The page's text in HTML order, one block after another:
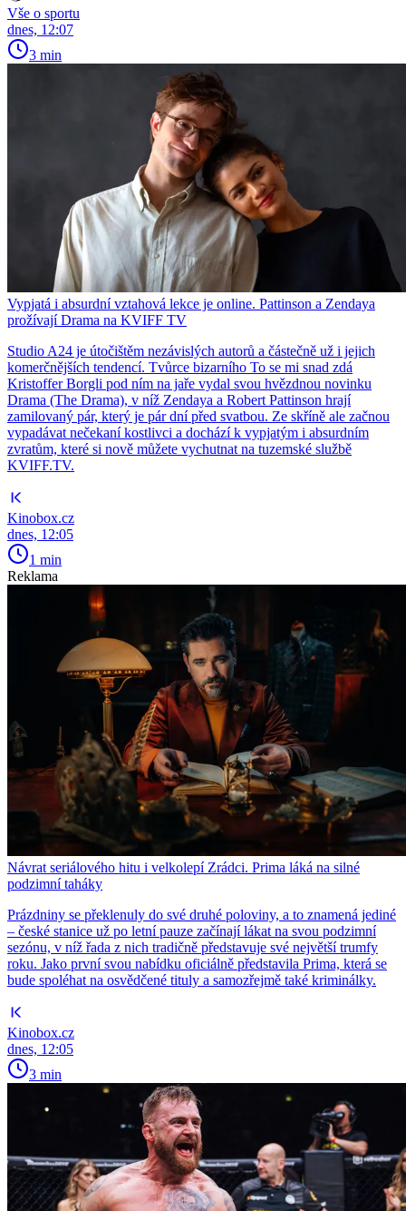
Vše o sportu
dnes, 12:07
3 min
Vypjatá i absurdní vztahová lekce je online. Pattinson a Zendaya
prožívají Drama na KVIFF TV
Studio A24 je útočištěm nezávislých autorů a částečně už i jejich
komerčnějších tendencí. Tvůrce bizarního To se mi snad zdá
Kristoffer Borgli pod ním na jaře vydal svou hvězdnou novinku
Drama (The Drama), v níž Zendaya a Robert Pattinson hrají
zamilovaný pár, který je pár dní před svatbou. Ze skříně ale začnou
vypadávat nečekaní kostlivci a dochází k vypjatým i absurdním
zvratům, které si nově můžete vychutnat na tuzemské službě
KVIFF.TV.
Kinobox.cz
dnes, 12:05
1 min
Reklama
Návrat seriálového hitu i velkolepí Zrádci. Prima láká na silné
podzimní taháky
Prázdniny se překlenuly do své druhé poloviny, a to znamená jediné
– české stanice už po letní pauze začínají lákat na svou podzimní
sezónu, v níž řada z nich tradičně představuje své největší trumfy
roku. Jako první svou nabídku oficiálně představila Prima, která se
bude spoléhat na osvědčené tituly a samozřejmě také kriminálky.
Kinobox.cz
dnes, 12:05
3 min